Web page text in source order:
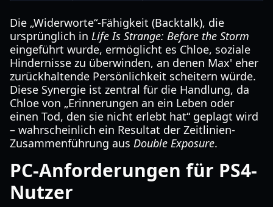
Die „Widerworte“-Fähigkeit (Backtalk), die
ursprünglich in Life Is Strange: Before the Storm
eingeführt wurde, ermöglicht es Chloe, soziale
Hindernisse zu überwinden, an denen Max' eher
zurückhaltende Persönlichkeit scheitern würde.
Diese Synergie ist zentral für die Handlung, da
Chloe von „Erinnerungen an ein Leben oder
einen Tod, den sie nicht erlebt hat“ geplagt wird
– wahrscheinlich ein Resultat der Zeitlinien-
Zusammenführung aus Double Exposure.
PC-Anforderungen für PS4-
Nutzer